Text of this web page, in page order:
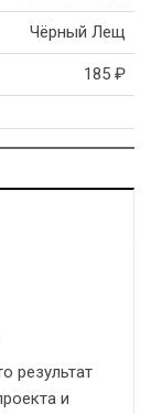
Чёрный Лещ
185 ₽
результат
и